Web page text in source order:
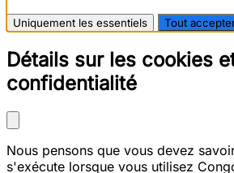
Uniquement les essentiels Tout
Détails sur les cookies
confidentialité
Nous pensons que vous devez
s'exécute lorsque vous utilisez